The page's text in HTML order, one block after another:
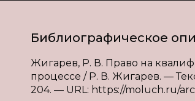
Библиографическое
Жигарев, Р. В. Право на
процессе / Р. В. Жигарев. —
204. — URL: https://moluch.ru/